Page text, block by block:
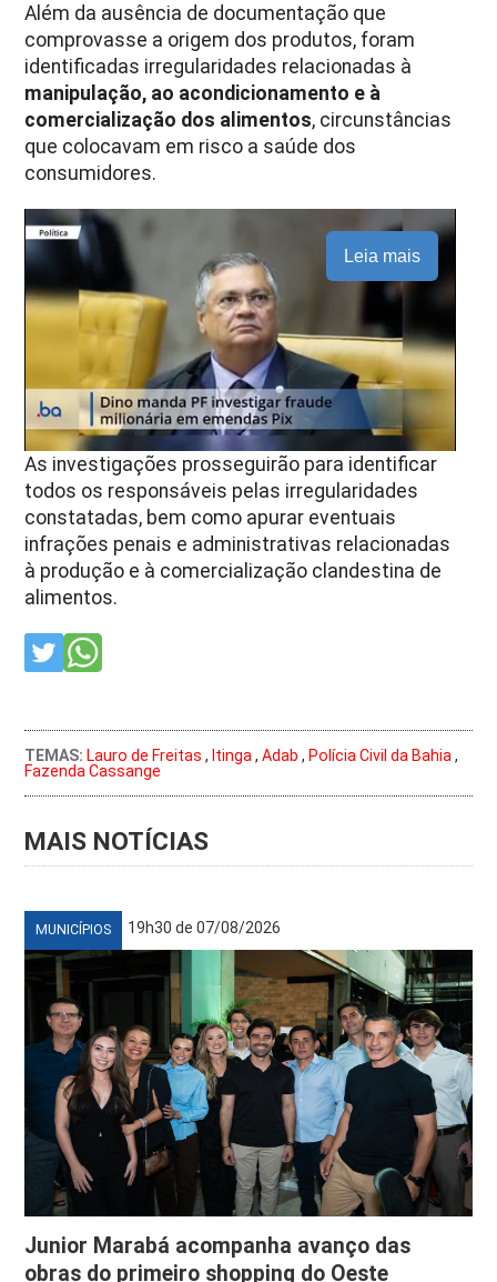
Além da ausência de documentação que
comprovasse a origem dos produtos, foram
identificadas irregularidades relacionadas à
manipulação, ao acondicionamento e à
comercialização dos alimentos, circunstâncias
que colocavam em risco a saúde dos
consumidores.
Leia mais
As investigações prosseguirão para identificar
todos os responsáveis pelas irregularidades
constatadas, bem como apurar eventuais
infrações penais e administrativas relacionadas
à produção e à comercialização clandestina de
alimentos.
TEMAS: Lauro de Freitas , Itinga ,Adab , Polícia Civil da Bahia ,
Fazenda Cassange
MAIS NOTÍCIAS
MUNICÍPIOS 19h30 de 07/08/2026
Junior Marabá acompanha avanço das
obras do primeiro shopping do Oeste